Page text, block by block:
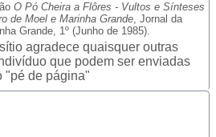
O Pó Cheira a Flôres - Vultos e Sínteses
de Moel e Marinha Grande, Jornal da
Grande, 1º (Junho de 1985).
agradece quaisquer outras
que podem ser enviadas
"pé de página"